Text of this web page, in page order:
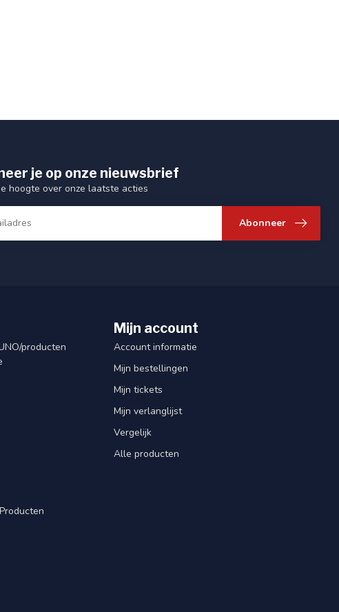
je op onze nieuwsbrief
hoogte over onze laatste acties
Abonneer
producten
Mijn account
Account informatie
Mijn bestellingen
Mijn tickets
Mijn verlanglijst
Vergelijk
Alle producten